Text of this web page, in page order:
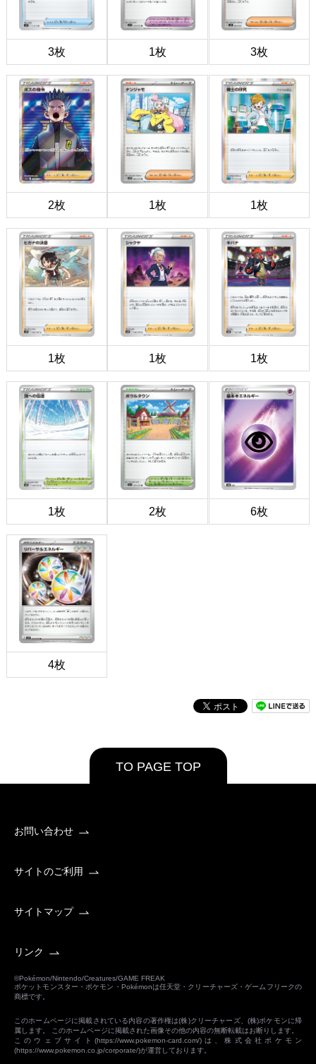
3枚 1枚 3枚
2枚 1枚 1枚
1枚 1枚 1枚
1枚 2枚 6枚
4枚
TO PAGE TOP
お問い合わせ
サイトのご利用
サイトマップ
リンク
©Pokémon/Nintendo/Creatures/GAME FREAK
ポケットモンスター・ポケモン・Pokémonは任天堂・クリーチャーズ・ゲームフリークの
商標です。
このホームページに掲載されている内容の著作権は(株)クリーチャーズ、(株)ポケモンに帰
属します。 このホームページに掲載された画像その他の内容の無断転載はお断りします。
このウェブサイト(https://www.pokemon-card.com/)は、株式会社ポケモン
(https://www.pokemon.co.jp/corporate/)が運営しております。